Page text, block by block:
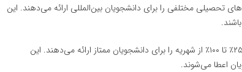
تحصیلی مختلفی را برای دانشجویان بین‌المللی ارائه می‌دهند. این
: برخی از دانشگاه‌ها تخفیف‌هایی از ۲۵٪ تا ۱۰۰٪ از شهریه را برای دانشجویان ممتاز ارائه می‌دهند. این
اعطا می‌شوند.